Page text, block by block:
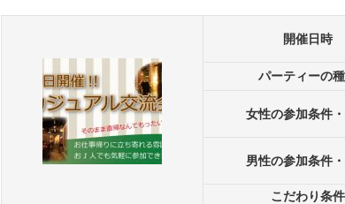
開催日時
パーティーの
女性の参加条件
男性の参加条件
こだわり条件